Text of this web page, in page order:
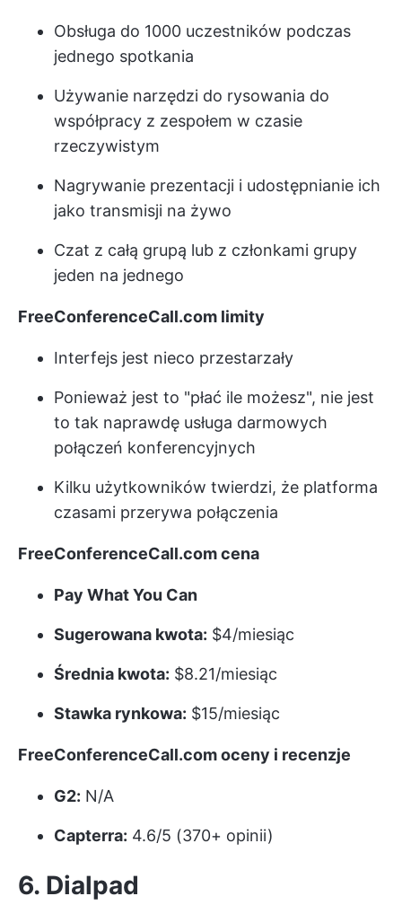
Obsługa do 1000 uczestników podczas
jednego spotkania
Używanie narzędzi do rysowania do
współpracy z zespołem w czasie
rzeczywistym
Nagrywanie prezentacji i udostępnianie ich
jako transmisji na żywo
Czat z całą grupą lub z członkami grupy
jeden na jednego
FreeConferenceCall.com limity
Interfejs jest nieco przestarzały
Ponieważ jest to "płać ile możesz", nie jest
to tak naprawdę usługa darmowych
połączeń konferencyjnych
Kilku użytkowników twierdzi, że platforma
czasami przerywa połączenia
FreeConferenceCall.comcena
Pay What You Can
Sugerowana kwota: $4/miesiąc
Średnia kwota: $8.21/miesiąc
Stawka rynkowa: $15/miesiąc
FreeConferenceCall.comoceny i recenzje
G2: N/A
Capterra: 4.6/5 (370+ opinii)
6. Dialpad